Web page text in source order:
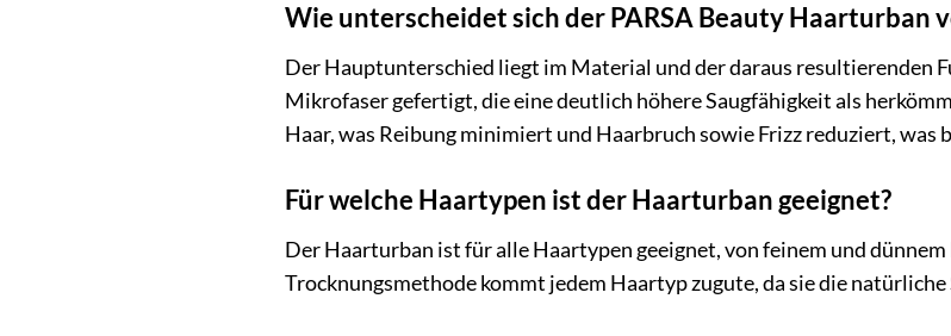
Wie unterscheidet sich der PARSA Beauty Haarturban
Der Hauptunterschied liegt im Material und der daraus resultierenden
Mikrofaser gefertigt, die eine deutlich höhere Saugfähigkeit als
Haar, was Reibung minimiert und Haarbruch sowie Frizz reduziert, was
Für welche Haartypen ist der Haarturban geeignet?
Der Haarturban ist für alle Haartypen geeignet, von feinem und
Trocknungsmethode kommt jedem Haartyp zugute, da sie die